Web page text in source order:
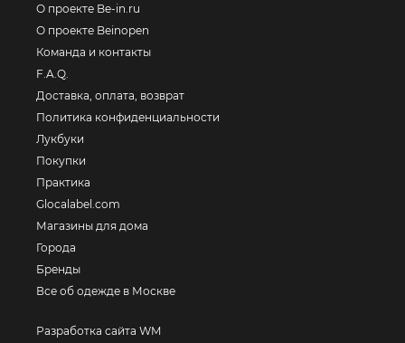
О проекте Be-in.ru
О проекте Beinopen
Команда и контакты
F.A.Q.
Доставка, оплата, возврат
Политика конфиденциальности
Лукбуки
Покупки
Практика
Glocalabel.com
Магазины для дома
Города
Бренды
Все об одежде в Москве
Разработка сайта WM